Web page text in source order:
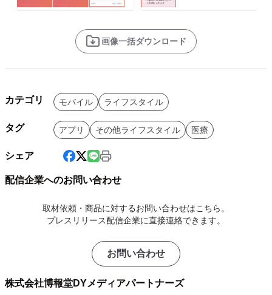
画像一括ダウンロード
カテゴリ モバイル ライフスタイル
タグ アプリ その他ライフスタイル 医療
シェア
配信企業へのお問い合わせ
取材依頼・商品に対するお問い合わせはこちら。
プレスリリース配信企業に直接連絡できます。
お問い合わせ
株式会社博報堂DYメディアパートナーズ